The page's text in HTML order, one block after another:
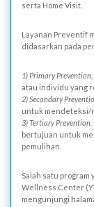
serta Home Visit.
Layanan Preventif
didasarkan pada
1) Primary Prevention,
atau individu yang
2) Secondary
untuk mendeteksi/
3) Tertiary Prevention,
bertujuan untuk
pemulihan.
Salah satu program
Wellness Center
mengunjungi